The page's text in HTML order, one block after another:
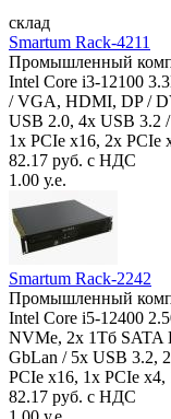
склад
Smartum Rack-4211
Промышленный
Intel Core i3-12100
/ VGA, HDMI, DP /
USB 2.0, 4x USB 3.2
1x PCIe x16, 2x PCIe
82.17 руб. с НДС
1.00 у.е.
Smartum Rack-2242
Промышленный
Intel Core i5-12400
NVMe, 2x 1Тб
GbLan / 5x USB 3.2,
PCIe x16, 1x PCIe
82.17 руб. с НДС